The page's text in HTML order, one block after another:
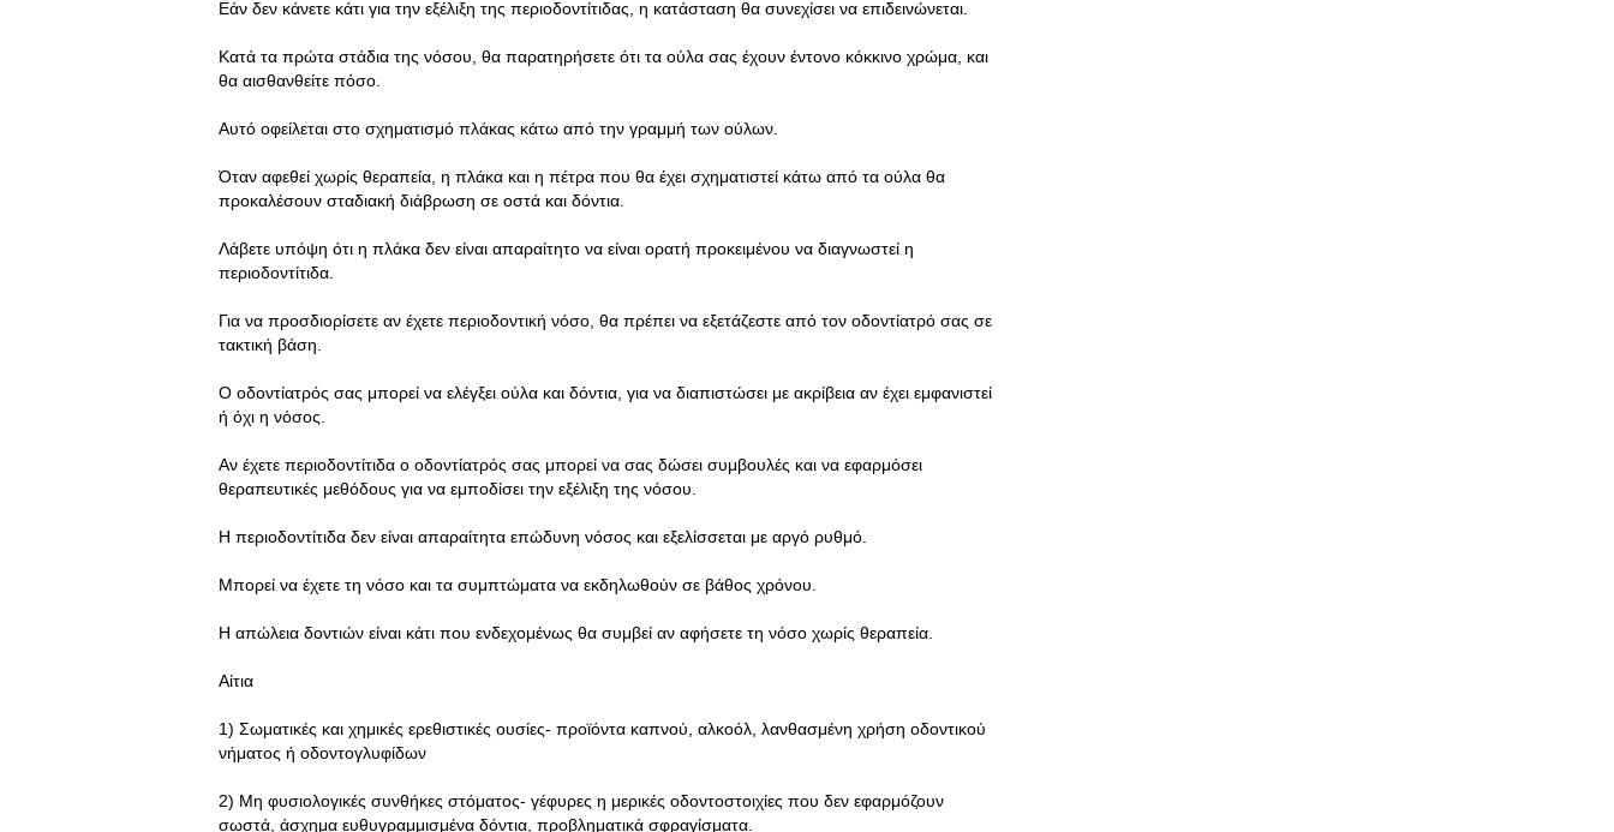
Εάν δεν κάνετε κάτι για την εξέλιξη της περιοδοντίτιδας, η κατάσταση θα συνεχίσει να επιδεινώνεται.
Κατά τα πρώτα στάδια της νόσου, θα παρατηρήσετε ότι τα ούλα σας έχουν έντονο κόκκινο χρώμα, και
θα αισθανθείτε πόσο.
Αυτό οφείλεται στο σχηματισμό πλάκας κάτω από την γραμμή των ούλων.
Όταν αφεθεί χωρίς θεραπεία, η πλάκα και η πέτρα που θα έχει σχηματιστεί κάτω από τα ούλα θα
προκαλέσουν σταδιακή διάβρωση σε οστά και δόντια.
Λάβετε υπόψη ότι η πλάκα δεν είναι απαραίτητο να είναι ορατή προκειμένου να διαγνωστεί η
περιοδοντίτιδα.
Για να προσδιορίσετε αν έχετε περιοδοντική νόσο, θα πρέπει να εξετάζεστε από τον οδοντίατρό σας σε
τακτική βάση.
Ο οδοντίατρός σας μπορεί να ελέγξει ούλα και δόντια, για να διαπιστώσει με ακρίβεια αν έχει εμφανιστεί
ή όχι η νόσος.
Αν έχετε περιοδοντίτιδα ο οδοντίατρός σας μπορεί να σας δώσει συμβουλές και να εφαρμόσει
θεραπευτικές μεθόδους για να εμποδίσει την εξέλιξη της νόσου.
Η περιοδοντίτιδα δεν είναι απαραίτητα επώδυνη νόσος και εξελίσσεται με αργό ρυθμό.
Μπορεί να έχετε τη νόσο και τα συμπτώματα να εκδηλωθούν σε βάθος χρόνου.
Η απώλεια δοντιών είναι κάτι που ενδεχομένως θα συμβεί αν αφήσετε τη νόσο χωρίς θεραπεία.
Αίτια
1) Σωματικές και χημικές ερεθιστικές ουσίες- προϊόντα καπνού, αλκοόλ, λανθασμένη χρήση οδοντικού
νήματος ή οδοντογλυφίδων
2) Μη φυσιολογικές συνθήκες στόματος- γέφυρες η μερικές οδοντοστοιχίες που δεν εφαρμόζουν
σωστά, άσχημα ευθυγραμμισμένα δόντια, προβληματικά σφραγίσματα.